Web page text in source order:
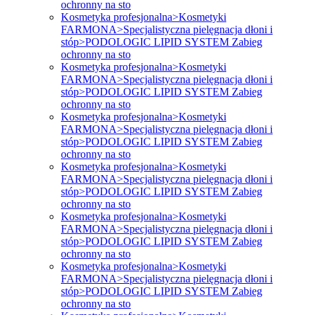
ochronny na sto
Kosmetyka profesjonalna>Kosmetyki
FARMONA>Specjalistyczna pielęgnacja dłoni i
stóp>PODOLOGIC LIPID SYSTEM Zabieg
ochronny na sto
Kosmetyka profesjonalna>Kosmetyki
FARMONA>Specjalistyczna pielęgnacja dłoni i
stóp>PODOLOGIC LIPID SYSTEM Zabieg
ochronny na sto
Kosmetyka profesjonalna>Kosmetyki
FARMONA>Specjalistyczna pielęgnacja dłoni i
stóp>PODOLOGIC LIPID SYSTEM Zabieg
ochronny na sto
Kosmetyka profesjonalna>Kosmetyki
FARMONA>Specjalistyczna pielęgnacja dłoni i
stóp>PODOLOGIC LIPID SYSTEM Zabieg
ochronny na sto
Kosmetyka profesjonalna>Kosmetyki
FARMONA>Specjalistyczna pielęgnacja dłoni i
stóp>PODOLOGIC LIPID SYSTEM Zabieg
ochronny na sto
Kosmetyka profesjonalna>Kosmetyki
FARMONA>Specjalistyczna pielęgnacja dłoni i
stóp>PODOLOGIC LIPID SYSTEM Zabieg
ochronny na sto